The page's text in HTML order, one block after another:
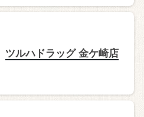
ツルハドラッグ 金ケ崎店